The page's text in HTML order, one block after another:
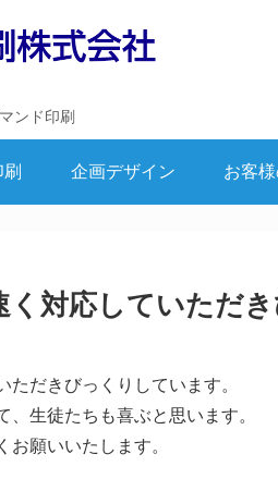
ンド印刷
企画デザイン お客
対応していただき
だきびっくりしています。
、生徒たちも喜ぶと思います。
お願いいたします。